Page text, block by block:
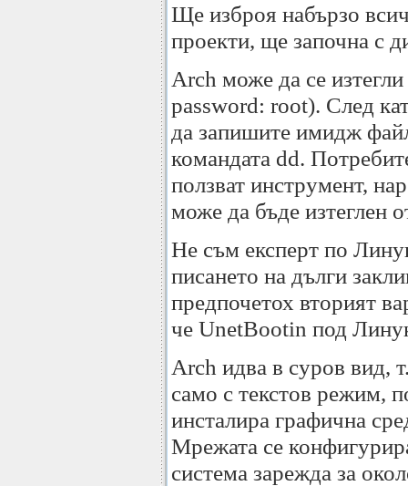
Ще изброя набързо
проекти, ще започна с
Arch може да се
password: root). След
да запишите имидж
командата dd.
ползват инструмент,
може да бъде изтеглен
Не съм експерт по
писането на дълги
предпочетох вторият
че UnetBootin под
Arch идва в суров вид,
само с текстов режим,
инсталира графична
Мрежата се
система зарежда за